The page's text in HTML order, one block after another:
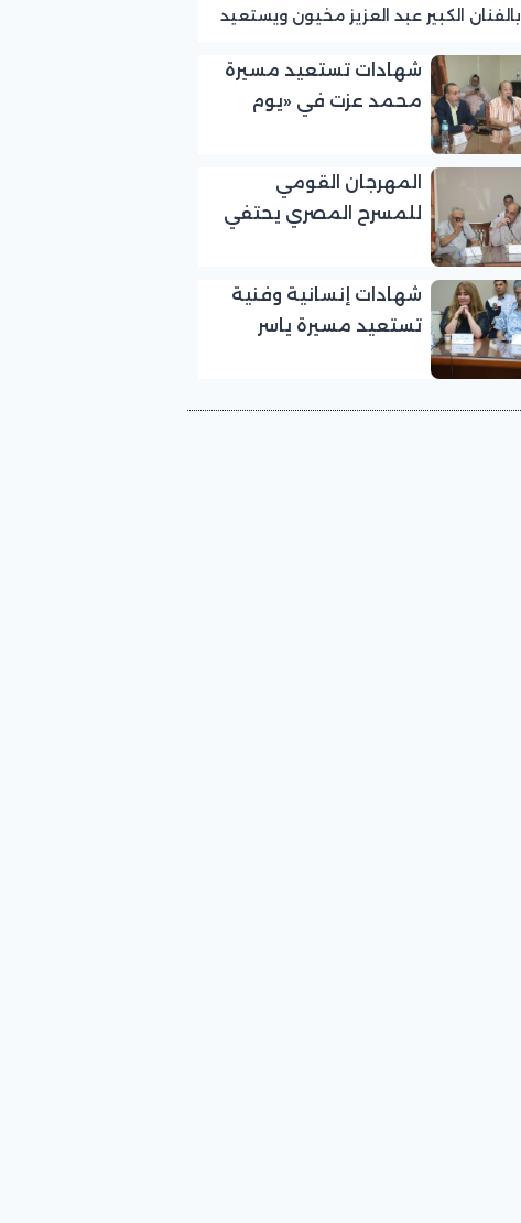
بالفنان الكبير عبد العزيز مخيون ويستعيد
شهادات تستعيد مسيرة
محمد عزت في «يوم
للمسرح المصري
المهرجان القومي
للمسرح المصري يحتفي
لرموز المسرح»
شهادات إنسانية وفنية
تستعيد مسيرة ياسر